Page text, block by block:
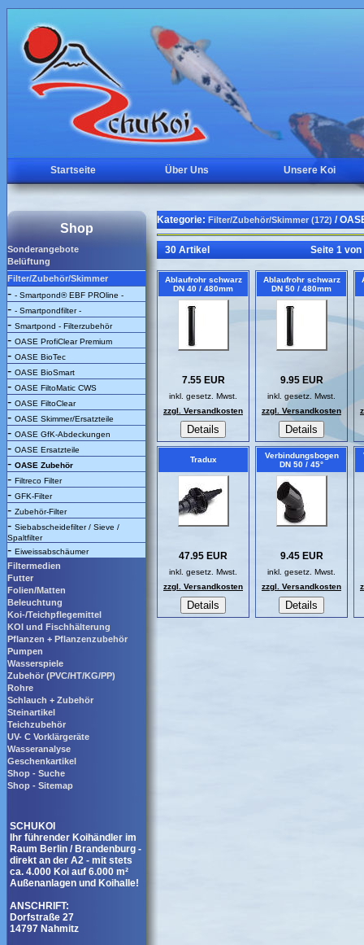
Startseite Über Uns Unsere Koi
Shop
Sonderangebote
Belüftung
Filter/Zubehör/Skimmer
- - Smartpond® EBF PROline -
- - Smartpondfilter -
- Smartpond - Filterzubehör
- OASE ProfiClear Premium
- OASE BioTec
- OASE BioSmart
- OASE FiltoMatic CWS
- OASE FiltoClear
- OASE Skimmer/Ersatzteile
- OASE GfK-Abdeckungen
- OASE Ersatzteile
- OASE Zubehör
- Filtreco Filter
- GFK-Filter
- Zubehör-Filter
- Siebabscheidefilter / Sieve /
Spaltfilter
- Eiweissabschäumer
Filtermedien
Futter
Folien/Matten
Beleuchtung
Koi-/Teichpflegemittel
KOI und Fischhälterung
Pflanzen + Pflanzenzubehör
Pumpen
Wasserspiele
Zubehör (PVC/HT/KG/PP)
Rohre
Schlauch + Zubehör
Steinartikel
Teichzubehör
UV- C Vorklärgeräte
Wasseranalyse
Geschenkartikel
Shop - Suche
Shop - Sitemap
SCHUKOI
Ihr führender Koihändler im
Raum Berlin / Brandenburg -
direkt an der A2 - mit stets
ca. 4.000 Koi auf 6.000 m²
Außenanlagen und Koihalle!
ANSCHRIFT:
Dorfstraße 27
14797 Nahmitz
Kategorie: Filter/Zubehör/Skimmer (172) /
30 Artikel Seite 1 von
Ablaufrohr schwarz
DN 40 / 480mm
7.55 EUR
inkl. gesetz. Mwst.
zzgl. Versandkosten
Ablaufrohr schwarz
DN 50 / 480mm
9.95 EUR
inkl. gesetz. Mwst.
zzgl. Versandkosten
Tradux
47.95 EUR
inkl. gesetz. Mwst.
zzgl. Versandkosten
Verbindungsbogen
DN 50 / 45°
9.45 EUR
inkl. gesetz. Mwst.
zzgl. Versandkosten